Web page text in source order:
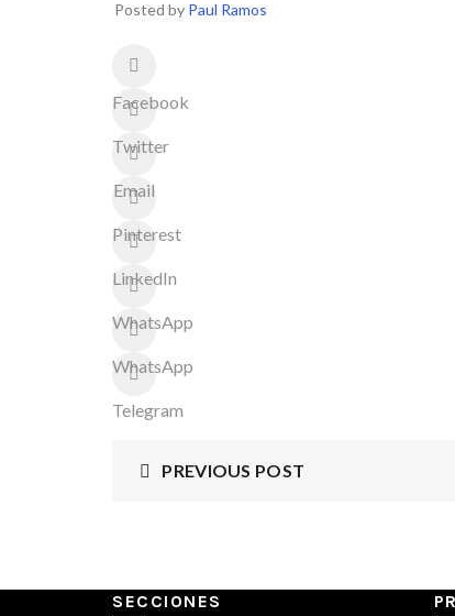
Posted by Paul Ramos
Facebook
Twitter
Email
Pinterest
LinkedIn
WhatsApp
WhatsApp
Telegram
PREVIOUS POST
SECCIONES